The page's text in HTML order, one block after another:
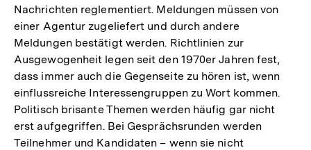
Nachrichten reglementiert. Meldungen müssen von
einer Agentur zugeliefert und durch andere
Meldungen bestätigt werden. Richtlinien zur
Ausgewogenheit legen seit den 1970er Jahren fest,
dass immer auch die Gegenseite zu hören ist, wenn
einflussreiche Interessengruppen zu Wort kommen.
Politisch brisante Themen werden häufig gar nicht
erst aufgegriffen. Bei Gesprächsrunden werden
Teilnehmer und Kandidaten – wenn sie nicht